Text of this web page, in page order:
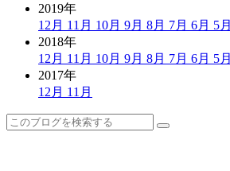
2019年
12月 11月 10月 9月 8月 7月 6月 5月
2018年
12月 11月 10月 9月 8月 7月 6月 5月
2017年
12月 11月